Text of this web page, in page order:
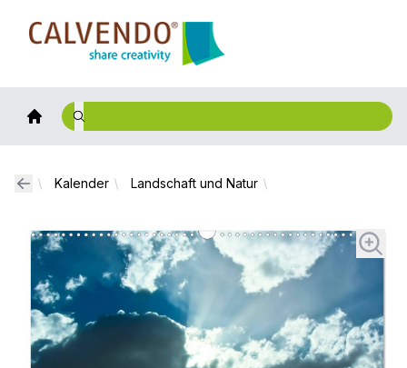
Calvendo
Kalender Landschaft und Natur